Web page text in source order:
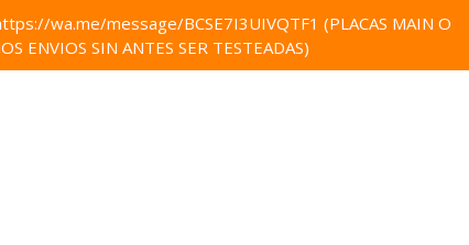
wa.me/message/BCSE7I3UIVQTF1 (PLACAS MAIN O
ENVIOS SIN ANTES SER TESTEADAS)